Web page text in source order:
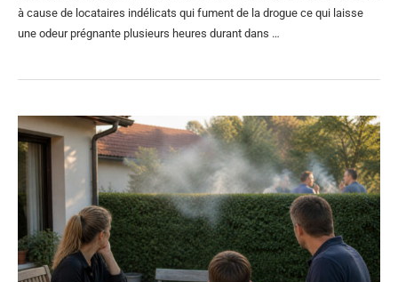
à cause de locataires indélicats qui fument de la drogue ce qui laisse
une odeur prégnante plusieurs heures durant dans …